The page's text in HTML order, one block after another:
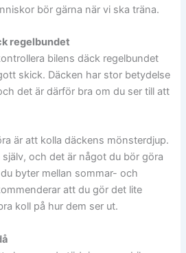
bör gärna när vi ska träna.
regelbundet
bilens däck regelbundet
skick. Däcken har stor betydelse
det är därför bra om du ser till att
är att kolla däckens mönsterdjup.
och det är något du bör göra
byter mellan sommar- och
att du gör det lite
koll på hur dem ser ut.